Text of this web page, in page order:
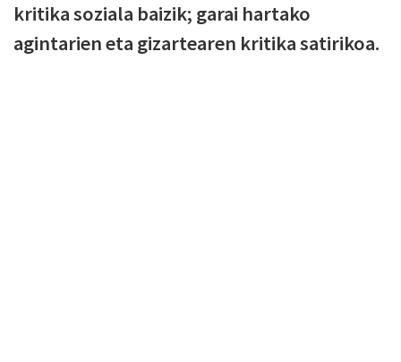
kritika soziala baizik; garai hartako
agintarien eta gizartearen kritika satirikoa.